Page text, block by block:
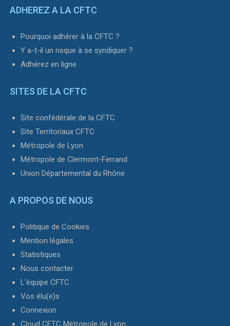
ADHEREZ A LA CFTC
Pourquoi adhérer à la CFTC ?
Y a-t-il un risque à se syndiquer ?
Adhérez en ligne
SITES DE LA CFTC
Site confédérale de la CFTC
Site Territoriaux CFTC
Métropole de Lyon
Métropole de Clermont-Ferrand
Union Départemental du Rhône
A PROPOS DE NOUS
Politique de Cookies
Mention légales
Statistiques
Nous contacter
L'équipe CFTC
Vos élu(e)s
Connexion
Cloud CFTC Métropole de Lyon